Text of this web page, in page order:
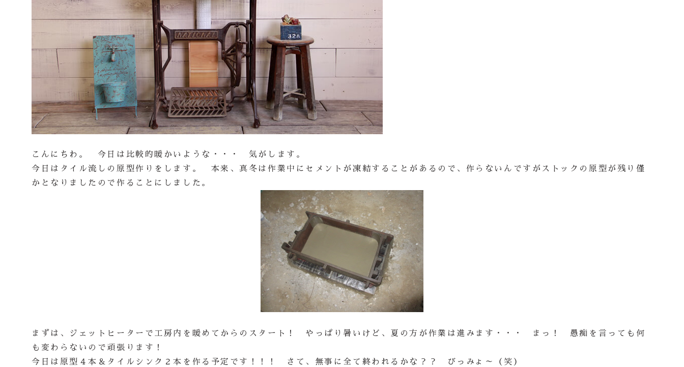
こんにちわ。 今日は比較的暖かいような・・・ 気がします。
今日はタイル流しの原型作りをします。 本来、真冬は作業中にセメントが凍結することがあるので、作らないんですがストックの原型が残り僅
かとなりましたので作ることにしました。
まずは、ジェットヒーターで工房内を暖めてからのスタート！ やっぱり暑いけど、夏の方が作業は進みます・・・ まっ！ 愚痴を言っても何
も変わらないので頑張ります！
今日は原型４本＆タイルシンク２本を作る予定です！！！ さて、無事に全て終われるかな？？ びっみょ～（笑）